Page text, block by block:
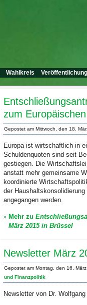
Wahlkreis
zum
Gepostet am Mittwoch, den 18.
Europa ist wirtschaftlich in
Schuldenquoten sind seit
gestiegen. Die
anstatt mehr gemeinsame
koordinierte
der
angegangen werden.
Mehr zu
März 2015 in Brüssel
Newsletter März
Gepostet am Montag, den 16.
und Finanzpolitik
Newsletter von Dr.